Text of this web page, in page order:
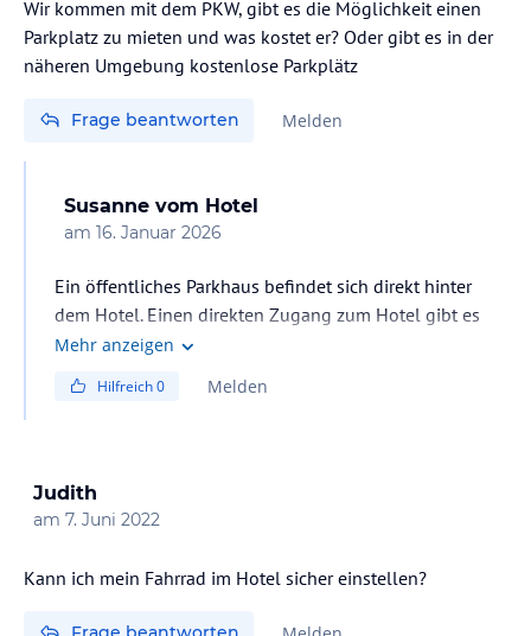
Wir kommen mit dem PKW, gibt es die Möglichkeit einen
Parkplatz zu mieten und was kostet er? Oder gibt es in der
näheren Umgebung kostenlose Parkplätz
Frage beantworten Melden
Susanne vom Hotel
am 16. Januar 2026
Ein öffentliches Parkhaus befindet sich direkt hinter
dem Hotel. Einen direkten Zugang zum Hotel gibt es
nicht. Sie haben einen Fußweg von 2 Minuten um das
Wir haben eine Kooperation mit dem öffentlichen
Gäste beträgt zurzeit EUR 30,00 von 12:00 - 12:00 Uhr.
Der reguläre Preis des Parkhauses beträgt für den
Dieser ist nur nach Verfügbarkeit bei Check In buchbar.
aus.
Mehr anzeigen
Hilfreich0 Melden
Judith
am 7. Juni 2022
Kann ich mein Fahrrad im Hotel sicher einstellen?